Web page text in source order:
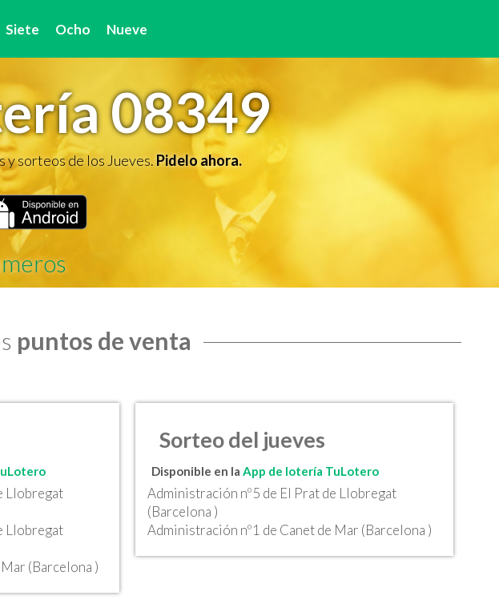
Siete Ocho Nueve
08349
y sorteos de los Jueves.Pidelo ahora.
puntos de venta
Llobregat
Llobregat
(Barcelona )
Sorteo del jueves
Disponible en laApp de lotería TuLotero
Administración nº5 de El Prat de Llobregat
(Barcelona )
Administración nº1 de Canet de Mar (Barcelona )